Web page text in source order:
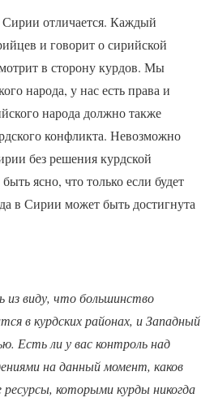
отличается. Каждый
и говорит о сирийской
в сторону курдов. Мы
народа, у нас есть права и
народа должно также
конфликта. Невозможно
без решения курдской
ясно, что только если будет
в Сирии может быть достигнута
из виду, что большинство
в курдских районах, и Западный
Есть ли у вас контроль над
на данный момент, каков
ресурсы, которыми курды никогда